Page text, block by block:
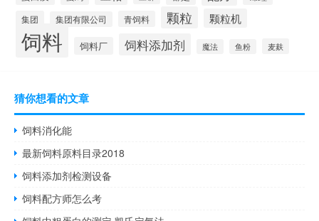
集团 集团有限公司 青饲料 颗粒 颗粒机
饲料 饲料厂 饲料添加剂 魔法 鱼粉 麦麸
猜你想看的文章
饲料消化能
最新饲料原料目录2018
饲料添加剂检测设备
饲料配方师怎么考